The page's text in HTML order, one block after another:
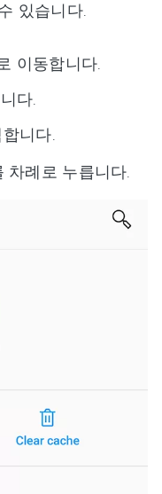
있습니다.
이동합니다.
다.
니다.
차례로 누릅니다.